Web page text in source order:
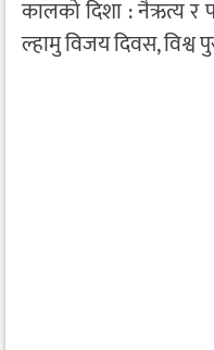
कालको दिशा : नैऋत्य र
ल्हामु विजय दिवस, विश्व